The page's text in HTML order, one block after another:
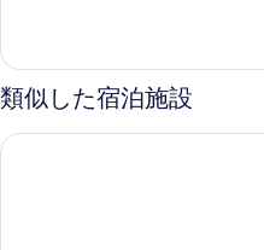
メ
ン
ト
ベ
類似した宿泊施設
Condominium MIRAHAKONE